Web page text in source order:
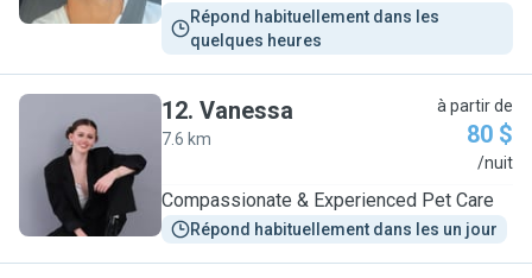
Répond habituellement dans les
quelques heures
V
12. Vanessa
7.6 km
à partir de
80 $
/nuit
Compassionate & Experienced Pet Care
Répond habituellement dans les un jour